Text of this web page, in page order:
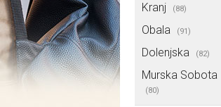
Kranj (88)
Obala (91)
Dolenjska (82)
Murska Sobota
(80)